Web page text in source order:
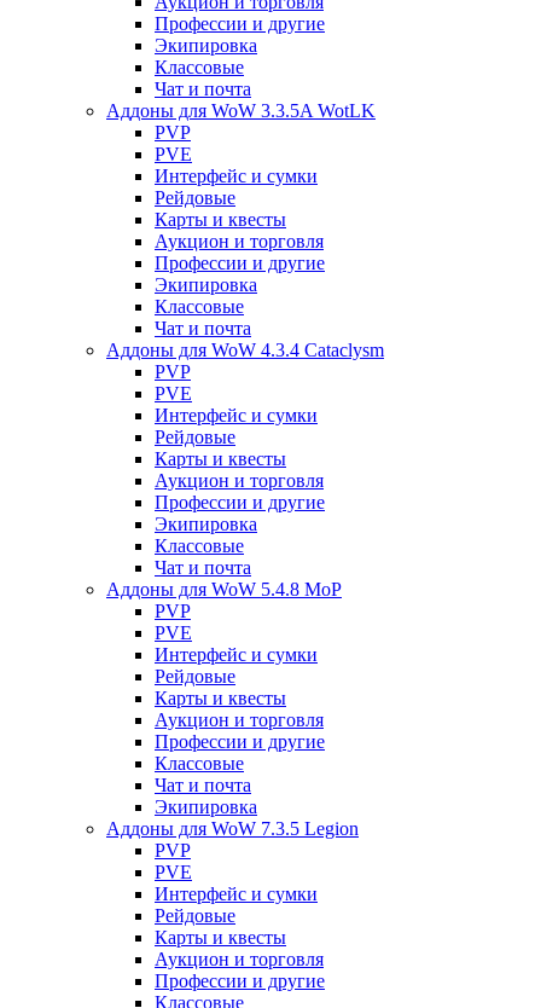
Профессии и другие
Экипировка
Классовые
Чат и почта
Аддоны для WoW 3.3.5A WotLK
PVP
PVE
Интерфейс и сумки
Рейдовые
Карты и квесты
Аукцион и торговля
Профессии и другие
Экипировка
Классовые
Чат и почта
Аддоны для WoW 4.3.4 Cataclysm
PVP
PVE
Интерфейс и сумки
Рейдовые
Карты и квесты
Аукцион и торговля
Профессии и другие
Экипировка
Классовые
Чат и почта
Аддоны для WoW 5.4.8 MoP
PVP
PVE
Интерфейс и сумки
Рейдовые
Карты и квесты
Аукцион и торговля
Профессии и другие
Классовые
Чат и почта
Экипировка
Аддоны для WoW 7.3.5 Legion
PVP
PVE
Интерфейс и сумки
Рейдовые
Карты и квесты
Аукцион и торговля
Профессии и другие
Классовые